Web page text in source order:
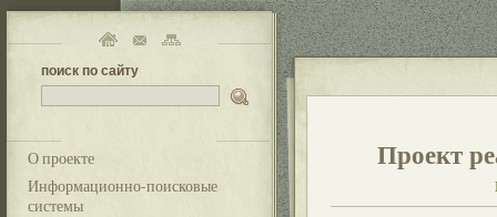
поиск по сайту
О проекте
Информационно-поисковые
системы
Проект